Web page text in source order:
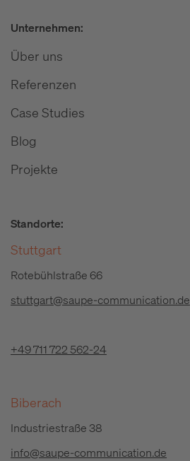
Unternehmen:
Über uns
Referenzen
Case Studies
Blog
Projekte
Standorte:
Stuttgart
Rotebühlstraße 66
stuttgart@saupe-communication.de
+49 711 722 562-24
Biberach
Industriestraße 38
info@saupe-communication.de